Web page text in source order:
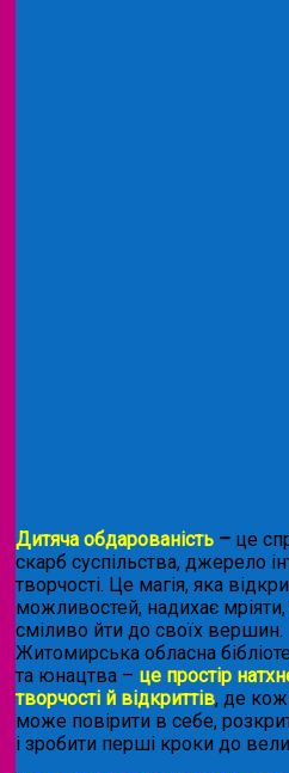
Дитяча обдарованість – це
скарб суспільства, джерело
творчості. Це магія, яка
можливостей, надихає
сміливо йти до своїх вершин.
Житомирська обласна
та юнацтва – це простір
творчості й відкриттів, де
може повірити в себе,
і зробити перші кроки до